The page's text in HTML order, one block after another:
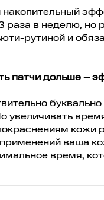
в неделю, но
рутиной и
патчи дольше –
увеличивать
кожи
ваша
время,